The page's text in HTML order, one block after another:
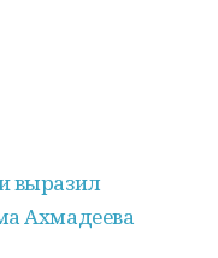
выразил
Ахмадеева